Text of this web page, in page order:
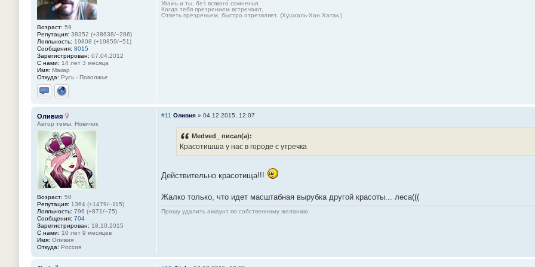
Возраст: 59
Репутация: 38352 (+38638/−286)
Лояльность: 19808 (+19859/−51)
Сообщения: 8015
Зарегистрирован: 07.04.2012
С нами: 14 лет 3 месяца
Имя: Макар
Откуда: Русь - Поволжье
Отправить личное сообщение
Сайт
Уважь и ты, без всякого сомненья.
Когда тебя презрением встречают,
Ответь презреньем, быстро отрезвляет. (Хушхаль-Хан Хатак.)
Оливия
Автор темы, Новичок
Возраст: 50
Репутация: 1364 (+1479/−115)
Лояльность: 796 (+871/−75)
Сообщения: 704
Зарегистрирован: 18.10.2015
С нами: 10 лет 9 месяцев
Имя: Оливия
Откуда: Россия
#11 Оливия » 04.12.2015, 12:07
Medved_ писал(а):
Красотишша у нас в городе с утречка
Действительно красотища!!!
Жалко только, что идет масштабная вырубка другой красоты... леса(((
Прошу удалить аккаунт по собственному желанию.